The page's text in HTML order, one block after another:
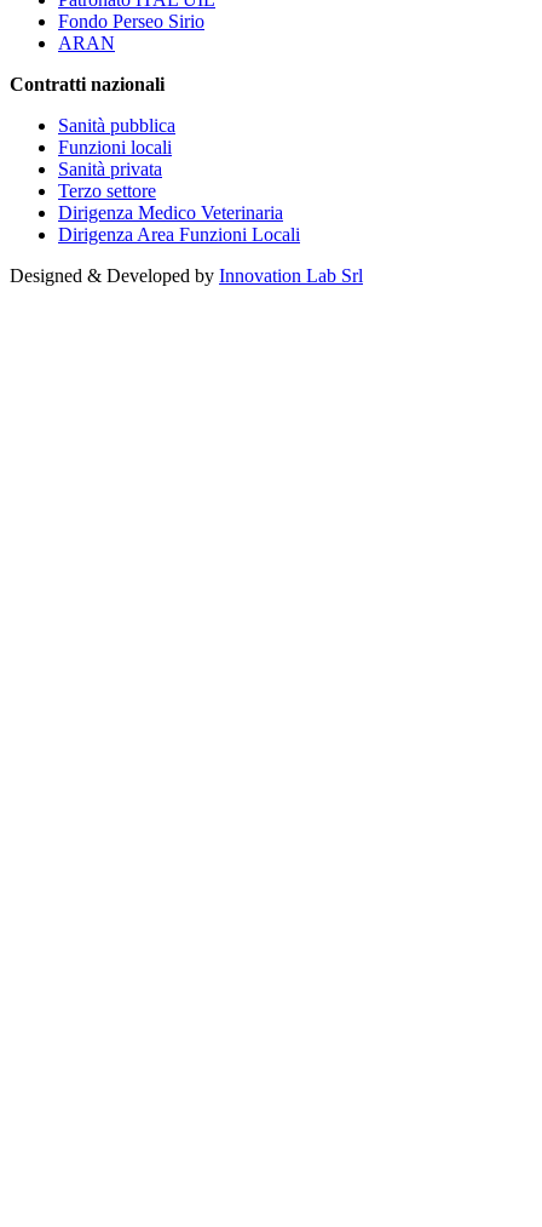
Fondo Perseo Sirio
ARAN
Contratti nazionali
Sanità pubblica
Funzioni locali
Sanità privata
Terzo settore
Dirigenza Medico Veterinaria
Dirigenza Area Funzioni Locali
Designed & Developed by Innovation Lab Srl